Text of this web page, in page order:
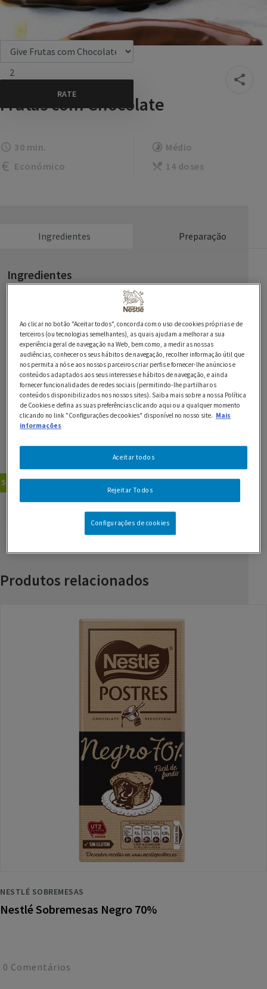
2
Frutas com Chocolate
30 min.
Médio
Económico
14 doses
Ingredientes Preparação
Ingredientes
1 toranja
1 limão maduro
1 l de água
500 g de açúcar em pó
200 g de Chocolate Preto 70% NESTLÉ Sobremesas
GUARDAR RECEITA
Sobremesas Sobremesas com Fruta
Produtos relacionados
NESTLÉ SOBREMESAS
Nestlé Sobremesas Negro 70%
0 Comentários
Ao clicar no botão "Aceitar todos", concorda com o uso de cookies próprias e de
terceiros (ou tecnologias semelhantes), as quais ajudam a melhorar a sua
experiência geral de navegação na Web, bem como, a medir as nossas
audiências, conhecer os seus hábitos de navegação, recolher informação útil que
nos permita a nós e aos nossos parceiros criar perfis e fornecer-lhe anúncios e
conteúdos adaptados aos seus interesses e hábitos de navegação, e ainda
fornecer funcionalidades de redes sociais (permitindo-lhe partilhar os
conteúdos disponibilizados nos nossos sites). Saiba mais sobre a nossa Política
de Cookies e defina as suas preferências clicando aqui ou a qualquer momento
clicando no link "Configurações de cookies" disponível no nosso site. Mais
informações
Rejeitar Todos
Aceitar todos
Configurações de cookies